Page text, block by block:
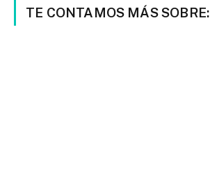
TE CONTAMOS MÁS SOBRE: